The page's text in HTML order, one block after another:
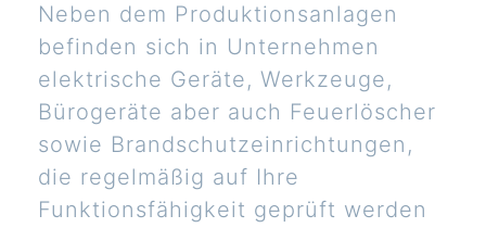
Neben dem Produktionsanlagen
befinden sich in Unternehmen
elektrische Geräte, Werkzeuge,
Bürogeräte aber auch Feuerlöscher
sowie Brandschutzeinrichtungen,
die regelmäßig auf Ihre
Funktionsfähigkeit geprüft werden